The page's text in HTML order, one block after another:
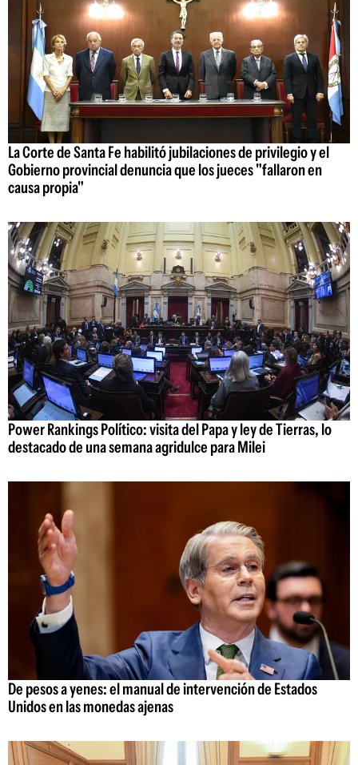
La Corte de Santa Fe habilitó jubilaciones de privilegio y el
Gobierno provincial denuncia que los jueces "fallaron en
causa propia"
Power Rankings Político: visita del Papa y ley de Tierras, lo
destacado de una semana agridulce para Milei
De pesos a yenes: el manual de intervención de Estados
Unidos en las monedas ajenas